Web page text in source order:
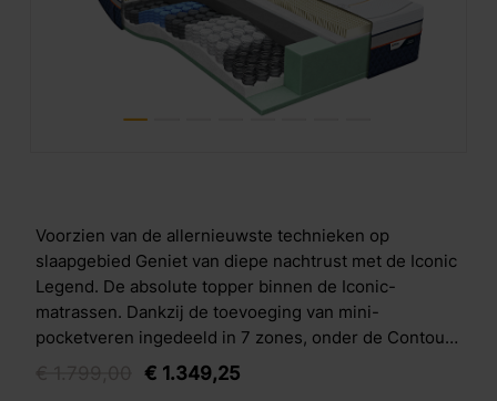
Voorzien van de allernieuwste technieken op
slaapgebied Geniet van diepe nachtrust met de Iconic
Legend. De absolute topper binnen de Iconic-
matrassen. Dankzij de toevoeging van mini-
pocketveren ingedeeld in 7 zones, onder de Contour
Support laag &eacute;n de opencellige Air Release
koudschuim laag zijn de nieuwste
€ 1.349,25